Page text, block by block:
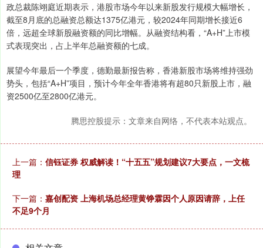
政总裁陈翊庭近期表示，港股市场今年以来新股发行规模大幅增长，
截至8月底的总融资总额达1375亿港元，较2024年同期增长接近6
倍，远超全球新股融资额的同比增幅。从融资结构看，“A+H”上市模
式表现突出，占上半年总融资额的七成。
展望今年最后一个季度，德勤最新报告称，香港新股市场将维持强劲
势头，包括“A+H”项目，预计今年全年香港将有超80只新股上市，融
资2500亿至2800亿港元。
腾思控股提示：文章来自网络，不代表本站观点。
上一篇： 信钰证券 权威解读！“十五五”规划建议7大要点，一文梳
理
下一篇： 嘉创配资 上海机场总经理黄铮霖因个人原因请辞，上任
不足9个月